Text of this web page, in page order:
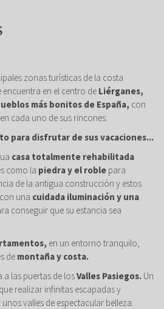
zonas turísticas de la costa
en el centro de Liérganes,
más bonitos de España, con
cada uno de sus rincones.
para disfrutar de sus vacaciones...
casa totalmente rehabilitada
como la piedra y el roble para
de la antigua construcción y estos
una cuidada iluminación y una
conseguir que su estancia sea
en un entorno tranquilo,
de montaña y costa.
a las puertas de losValles Pasiegos. Un
realizar infinitas escapadas y
valles de espectacular belleza.